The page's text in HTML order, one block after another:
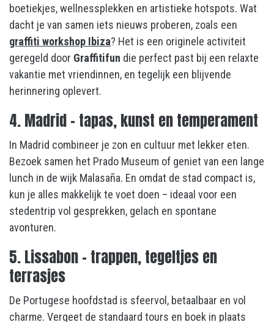
boetiekjes, wellnessplekken en artistieke hotspots. Wat
dacht je van samen iets nieuws proberen, zoals een
graffiti workshop Ibiza? Het is een originele activiteit
geregeld door Graffitifun die perfect past bij een relaxte
vakantie met vriendinnen, en tegelijk een blijvende
herinnering oplevert.
4. Madrid – tapas, kunst en temperament
In Madrid combineer je zon en cultuur met lekker eten.
Bezoek samen het Prado Museum of geniet van een lange
lunch in de wijk Malasaña. En omdat de stad compact is,
kun je alles makkelijk te voet doen – ideaal voor een
stedentrip vol gesprekken, gelach en spontane
avonturen.
5. Lissabon – trappen, tegeltjes en
terrasjes
De Portugese hoofdstad is sfeervol, betaalbaar en vol
charme. Vergeet de standaard tours en boek in plaats